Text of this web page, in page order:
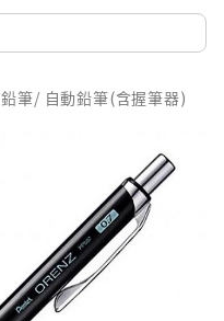
鉛筆/ 自動鉛筆(含握筆器)